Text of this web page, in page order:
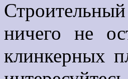
ничего не
клинкерных